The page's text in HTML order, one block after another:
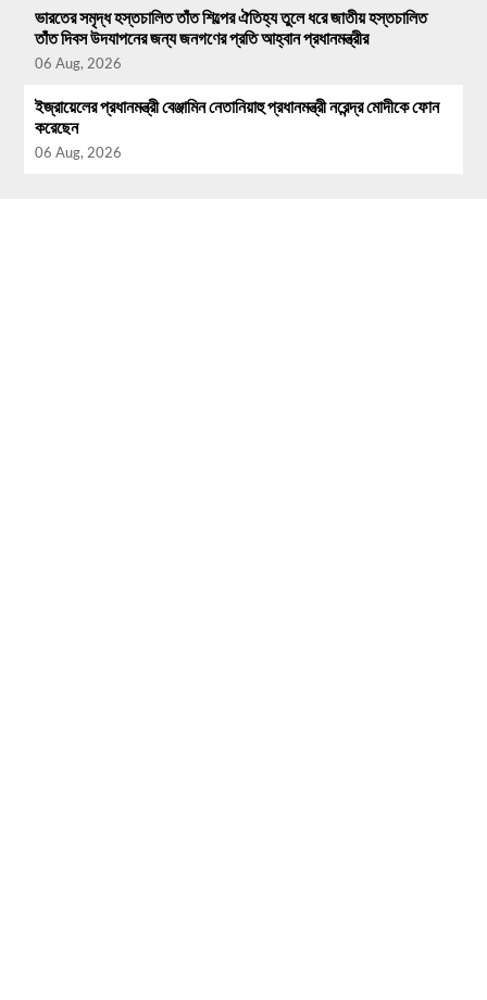
ভারতের সমৃদ্ধ হস্তচালিত তাঁত শিল্পের ঐতিহ্য তুলে ধরে জাতীয় হস্তচালিত
তাঁত দিবস উদযাপনের জন্য জনগণের প্রতি আহ্বান প্রধানমন্ত্রীর
06 Aug, 2026
ইজ্রায়েলের প্রধানমন্ত্রী বেঞ্জামিন নেতানিয়াহু প্রধানমন্ত্রী নরেন্দ্র মোদীকে ফোন
করেছেন
06 Aug, 2026